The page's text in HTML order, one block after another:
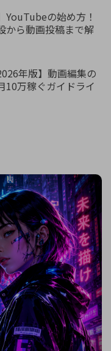
YouTubeの始め方！
から動画投稿まで解
年版】動画編集の
10万稼ぐガイドライ